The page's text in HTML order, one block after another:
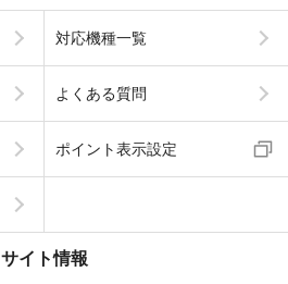
対応機種一覧
よくある質問
ポイント表示設定
サイト情報